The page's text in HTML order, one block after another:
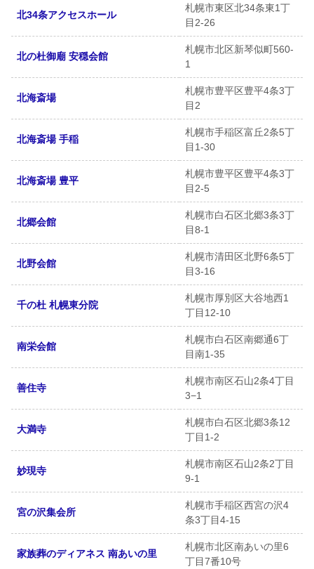
北34条アクセスホール
札幌市東区北34条東1丁
目2-26
北の杜御廟 安穏会館
札幌市北区新琴似町560-
1
北海斎場
札幌市豊平区豊平4条3丁
目2
北海斎場 手稲
札幌市手稲区富丘2条5丁
目1-30
北海斎場 豊平
札幌市豊平区豊平4条3丁
目2-5
北郷会館
札幌市白石区北郷3条3丁
目8-1
北野会館
札幌市清田区北野6条5丁
目3-16
千の杜 札幌東分院
札幌市厚別区大谷地西1
丁目12-10
南栄会館
札幌市白石区南郷通6丁
目南1-35
善住寺
札幌市南区石山2条4丁目
3−1
大満寺
札幌市白石区北郷3条12
丁目1-2
妙現寺
札幌市南区石山2条2丁目
9-1
宮の沢集会所
札幌市手稲区西宮の沢4
条3丁目4-15
家族葬のディアネス 南あいの里
札幌市北区南あいの里6
丁目7番10号